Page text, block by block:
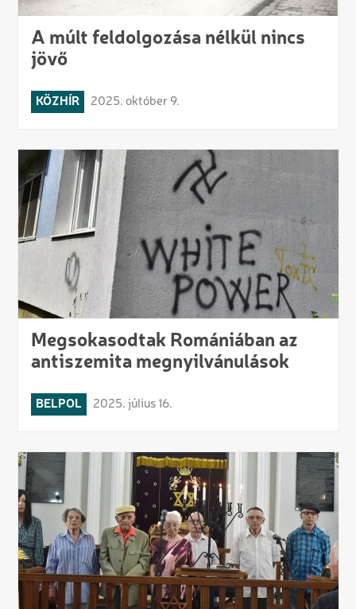
A múlt feldolgozása nélkül nincs
jövő
KÖZHÍR 2025. október 9.
Megsokasodtak Romániában az
antiszemita megnyilvánulások
BELPOL 2025. július 16.